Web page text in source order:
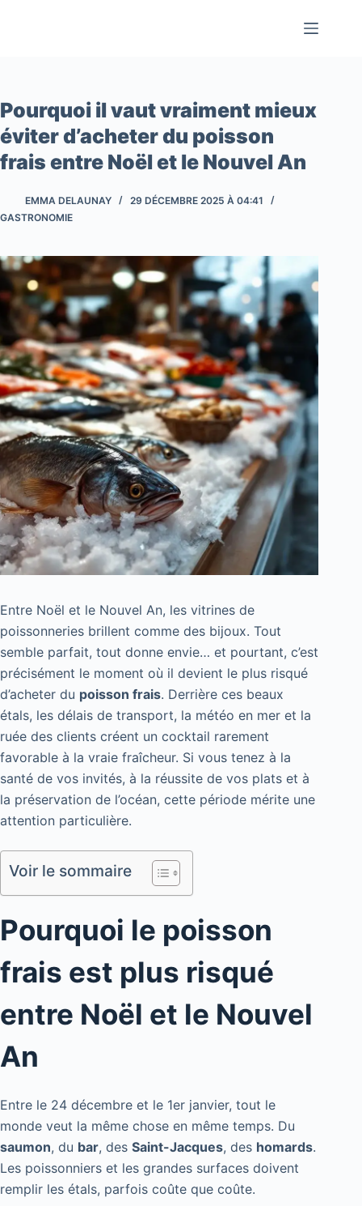
Pourquoi il vaut vraiment mieux
éviter d’acheter du poisson
frais entre Noël et le Nouvel An
EMMA DELAUNAY
29 DÉCEMBRE 2025 À 04:41
GASTRONOMIE
Entre Noël et le Nouvel An, les vitrines de
poissonneries brillent comme des bijoux. Tout
semble parfait, tout donne envie… et pourtant, c’est
précisément le moment où il devient le plus risqué
d’acheter du poisson frais. Derrière ces beaux
étals, les délais de transport, la météo en mer et la
ruée des clients créent un cocktail rarement
favorable à la vraie fraîcheur. Si vous tenez à la
santé de vos invités, à la réussite de vos plats et à
la préservation de l’océan, cette période mérite une
attention particulière.
Voir le sommaire
Pourquoi le poisson
frais est plus risqué
entre Noël et le Nouvel
An
Entre le 24 décembre et le 1er janvier, tout le
monde veut la même chose en même temps. Du
saumon, du bar, des Saint-Jacques, des homards.
Les poissonniers et les grandes surfaces doivent
remplir les étals, parfois coûte que coûte.